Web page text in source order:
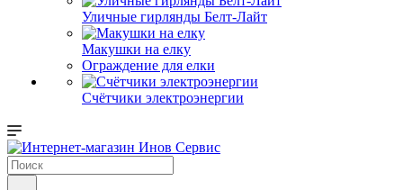
Уличные гирлянды Белт-Лайт
Макушки на елку
Ограждение для елки
Счётчики электроэнергии